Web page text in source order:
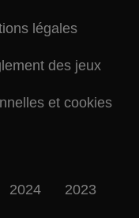
légales
des jeux
et cookies
2024 2023